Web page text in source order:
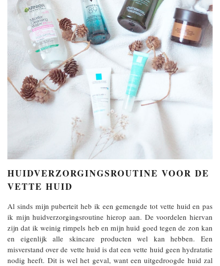
HUIDVERZORGINGSROUTINE VOOR DE
VETTE HUID
Al sinds mijn puberteit heb ik een gemengde tot vette huid en pas
ik mijn huidverzorgingsroutine hierop aan. De voordelen hiervan
zijn dat ik weinig rimpels heb en mijn huid goed tegen de zon kan
en eigenlijk alle skincare producten wel kan hebben. Een
misverstand over de vette huid is dat een vette huid geen hydratatie
nodig heeft. Dit is wel het geval, want een uitgedroogde huid zal